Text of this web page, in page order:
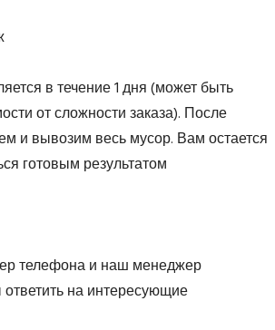
в течение 1 дня (может быть
от сложности заказа). После
и вывозим весь мусор. Вам остается
готовым результатом
телефона и наш менеджер
на интересующие